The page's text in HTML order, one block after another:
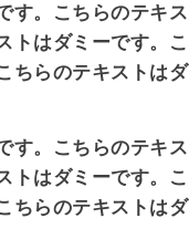
す。こちらのテキ
トはダミーです。
ちらのテキストは
す。こちらのテキ
トはダミーです。
ちらのテキストは